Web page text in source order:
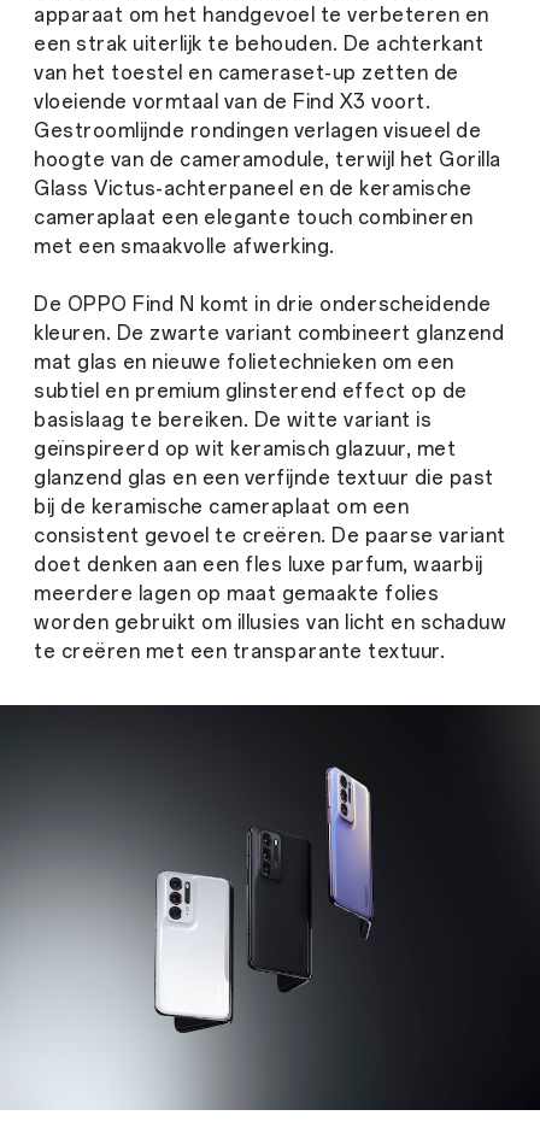
apparaat om het handgevoel te verbeteren en
een strak uiterlijk te behouden. De achterkant
van het toestel en cameraset-up zetten de
vloeiende vormtaal van de Find X3 voort.
Gestroomlijnde rondingen verlagen visueel de
hoogte van de cameramodule, terwijl het Gorilla
Glass Victus-achterpaneel en de keramische
cameraplaat een elegante touch combineren
met een smaakvolle afwerking.
De OPPO Find N komt in drie onderscheidende
kleuren. De zwarte variant combineert glanzend
mat glas en nieuwe folietechnieken om een ​​
subtiel en premium glinsterend effect op de
basislaag te bereiken. De witte variant is
geïnspireerd op wit keramisch glazuur, met
glanzend glas en een verfijnde textuur die past
bij de keramische cameraplaat om een ​​
consistent gevoel te creëren. De paarse variant
doet denken aan een fles luxe parfum, waarbij
meerdere lagen op maat gemaakte folies
worden gebruikt om illusies van licht en schaduw
te creëren met een transparante textuur.